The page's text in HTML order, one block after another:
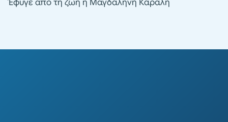
Έφυγε από τη ζωή η Μαγδαληνή Καραλή